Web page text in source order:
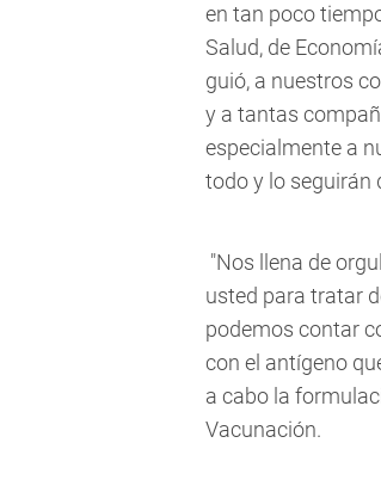
en tan poco
Salud, de
guió, a nuestros
y a tantas
especialmente a
todo y lo seguirán
"Nos llena de
usted para tratar
podemos contar
con el antígeno
a cabo la
Vacunación.